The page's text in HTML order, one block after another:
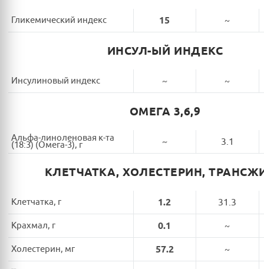
Гликемический индекс 15 ~
ИНСУЛ-ЫЙ ИНДЕКС
Инсулиновый индекс ~ ~
ОМЕГА 3,6,9
Альфа-линоленовая к-та
(18:3) (Омега-3), г ~ 3.1
КЛЕТЧАТКА, ХОЛЕСТЕРИН,
Клетчатка, г 1.2 31.3
Крахмал, г 0.1 ~
Холестерин, мг 57.2 ~